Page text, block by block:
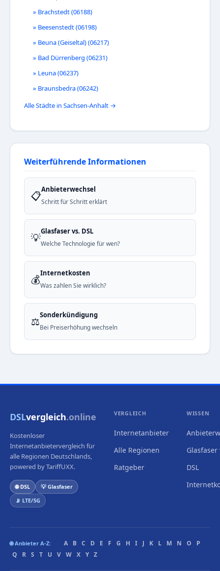
» Brachstedt (06188)
» Beesenstedt (06198)
» Beuna (Geiseltal) (06217)
» Bad Dürrenberg (06231)
» Leuna (06237)
» Braunsbedra (06242)
Alle Städte in Sachsen-Anhalt →
Weiterführende Informationen
📋Anbieterwechsel
Schritt für Schritt erklärt
💡Glasfaser vs. DSL
Welche Technologie für wen?
💰Internetkosten
Was zahlen Sie wirklich?
⚖️Sonderkündigung
Bei Preiserhöhung wechseln
DSLvergleich.online
Kostenloser
Internetanbietervergleich für
alle Regionen Deutschlands,
powered by TariffUXX.
🌐 DSL
💡 Glasfaser
📡 LTE/5G
VERGLEICH
Internetanbieter
Alle Regionen
Ratgeber
WISSEN
Glasfaser
DSL
🌐 Anbieter A-Z: A B C D E F G H I J K L M N O
P
Q
R S T U V W X Y Z